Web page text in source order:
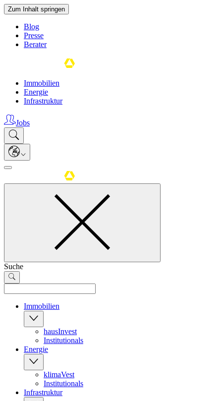
Zum Inhalt springen
Blog
Presse
Berater
Immobilien
Energie
Infrastruktur
Jobs
Suche
Immobilien
hausInvest
Institutionals
Energie
klimaVest
Institutionals
Infrastruktur